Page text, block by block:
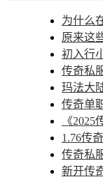
为什么
原来这
初入行
传奇私
玛法大
传奇单
《
1.76传
传奇私
新开传